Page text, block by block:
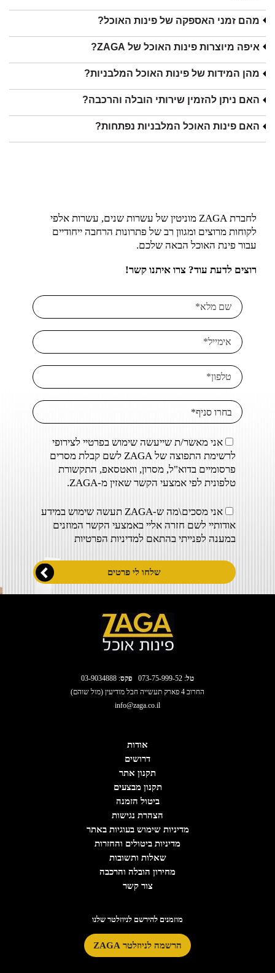
מהם זמני האספקה של פינות האוכל?
איפה מיוצרות פינות האוכל של ZAGA?
מהן המידות של פינות האוכל המלבניות?
האם ניתן להזמין שירותי הובלה והרכבה?
האם פינות האוכל המלבניות נפתחות?
לחברת ZAGA מוניטין של עשרות שנים, עשרות אלפי
לקוחות מרוצים ומגוון רב של פתרונות הרחבה ייחודיים
עבור פינת האוכל הבאה שלכם.
רוצים לדעת עוד? צרו איתנו קשר!
אני מאשר/ת שייעשה שימוש בפרטיי לצירופי
לרשימת התפוצה של ZAGA לשם קבלת מסרים
פרסומיים בדוא"ל, מסרון, וואטסאפ, התקשורת
טלפונית לפי אמצעי הקשר שאזין מ-ZAGA.
אני מסכים\מה ש-ZAGA תעשה שימוש במידע
אודותיי לשם חזרה אליי באמצעי הקשר המוזנים
במענה לפנייתי בהתאם למדיניות הפרטיות
טל:
073-75-999-52 פקס: 03-9034888
החרוב 4 פארק תעשייה חבל מודיעין (מול שוהם)
info@zaga.co.il
אודות
דרושים
תקנון אתר
תקנון מבצעים
ביטול הזמנה
הצהרת נגישות
מדיניות שימוש בעוגיות באתר
מדיניות ביטולים והחזרות
שאלות ותשובות
מחירון הובלה והרכבה
צור קשר
מוזמנים להירשם לניוזלטר שלנו
הרשמה לניוזלטר ZAGA